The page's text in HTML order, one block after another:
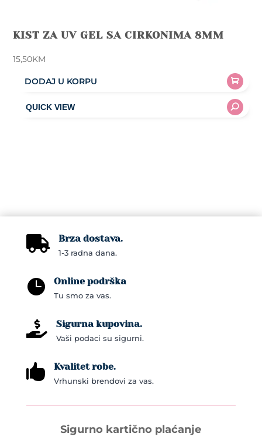
KIST ZA UV GEL SA CIRKONIMA 8MM
15,50KM
DODAJ U KORPU
 Brza dostava.
1-3 radna dana.
 Online podrška
Tu smo za vas.
 Sigurna kupovina.
Vaši podaci su sigurni.
 Kvalitet robe.
Vrhunski brendovi za vas.
Sigurno kartično plaćanje